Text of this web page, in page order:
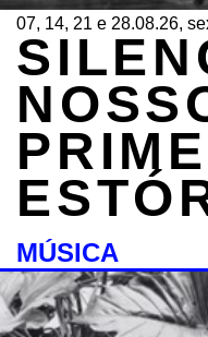
07, 14, 21 e 28.08.26,
MÚSICA